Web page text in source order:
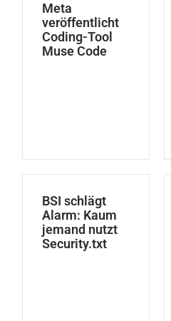
Meta
veröffentlicht
Coding-Tool
Muse Code
BSI schlägt
Alarm: Kaum
jemand nutzt
Security.txt